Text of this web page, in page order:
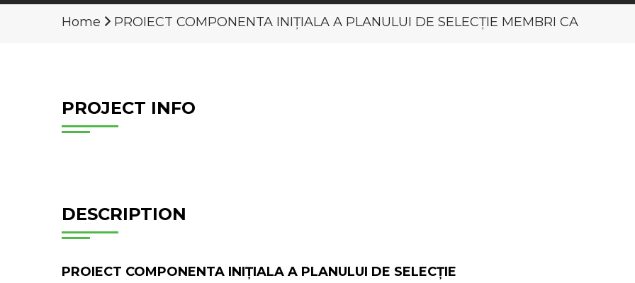
Home PROIECT COMPONENTA INIȚIALA A PLANULUI DE SELECȚIE MEMBRI CA
PROJECT INFO
DESCRIPTION
PROIECT COMPONENTA INIȚIALA A PLANULUI DE SELECȚIE